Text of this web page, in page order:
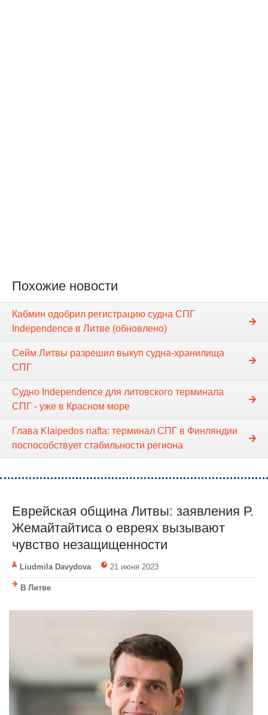
Похожие новости
Кабмин одобрил регистрацию судна СПГ
Independence в Литве (обновлено)
Сейм Литвы разрешил выкуп судна-хранилища
СПГ
Судно Independence для литовского терминала
СПГ - уже в Красном море
Глава Klaipedos nafta: терминал СПГ в Финляндии
поспособствует стабильности региона
Еврейская община Литвы: заявления Р.
Жемайтайтиса о евреях вызывают
чувство незащищенности
Liudmila Davydova 21 июня 2023
В Литве